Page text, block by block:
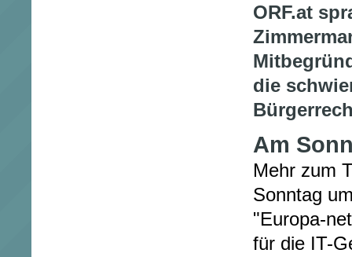
ORF.at
die
Am
Mehr zum
Sonntag
"Europa-
für die IT-